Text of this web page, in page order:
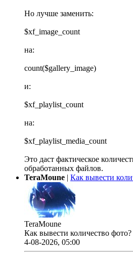
Но лучше заменить:
$xf_image_count
на:
count($gallery_image)
и:
$xf_playlist_count
на:
$xf_playlist_media_count
Это даст фактическое
обработанных файлов.
TeraMoune | Как вывести
TeraMoune
Как вывести количество фото?
4-08-2026, 05:00